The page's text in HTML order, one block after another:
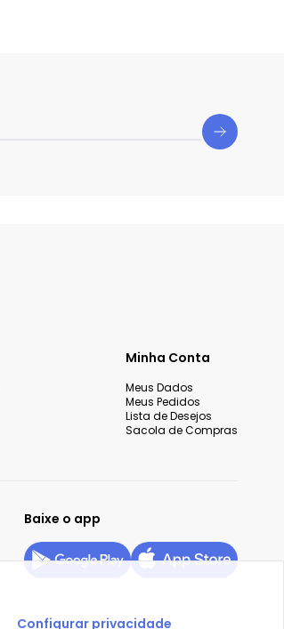
Minha Conta
Meus Dados
Meus Pedidos
Lista de Desejos
Sacola de Compras
Baixe o app
Configurar privacidade